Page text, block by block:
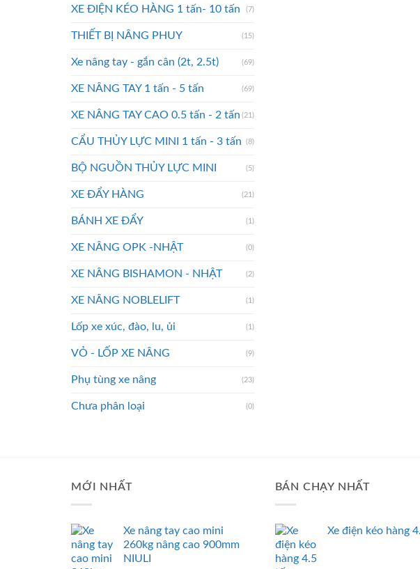
XE ĐIỆN KÉO HÀNG 1 tấn- 10 tấn (7)
THIẾT BỊ NÂNG PHUY (15)
Xe nâng tay - gắn cân (2t, 2.5t) (69)
XE NÂNG TAY 1 tấn - 5 tấn (69)
XE NÂNG TAY CAO 0.5 tấn - 2 tấn (21)
CẨU THỦY LỰC MINI 1 tấn - 3 tấn (8)
BỘ NGUỒN THỦY LỰC MINI (5)
XE ĐẨY HÀNG (21)
BÁNH XE ĐẨY (1)
XE NÂNG OPK -NHẬT (0)
XE NÂNG BISHAMON - NHẬT (2)
XE NÂNG NOBLELIFT (1)
Lốp xe xúc, đào, lu, ủi (1)
VỎ - LỐP XE NÂNG (9)
Phụ tùng xe nâng (23)
Chưa phân loại (0)
MỚI NHẤT
Xe nâng tay cao mini
260kg nâng cao 900mm
NIULI
BÁN CHẠY NHẤT
Xe điện kéo hàng